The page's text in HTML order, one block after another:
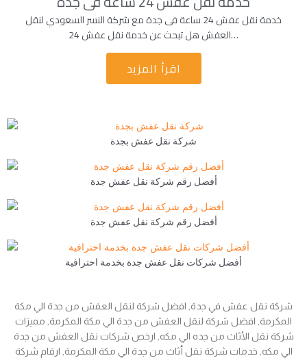
خدمة نقل عفش 24 ساعة فى جدة مع شركة النسر السعودي لنقل
العفش هل تبحث عن خدمة نقل عفش 24…
اقرأ المزيد
شركة نقل عفش بجدة
أفضل رقم شركة نقل عفش جدة
أفضل رقم شركة نقل عفش جدة
أفضل شركات نقل عفش جدة بخدمة احترافية
شركة نقل عفش في جدة, افضل شركة لنقل العفش من جدة الي مكة
المكرمة, افضل شركة لنقل العفش من جدة الي مكة المكرمة, مميزات
شركة نقل الأثاث من جده الي مكه, ارخص شركات نقل العفش من جدة
الي مكه, خدمات شركة نقل أثاث من جدة الي مكة المكرمة, ارقام شركة